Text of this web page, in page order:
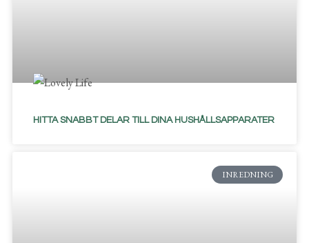
HITTA SNABBT DELAR TILL DINA HUSHÅLLSAPPARATER
INREDNING